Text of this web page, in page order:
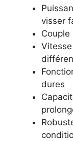
visser
dures